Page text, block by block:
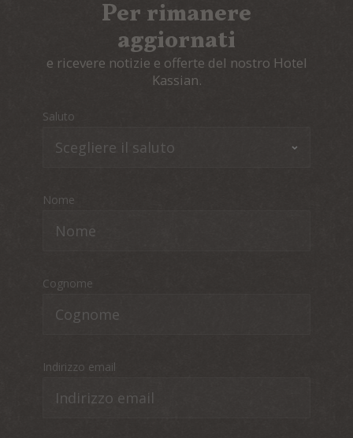
Per rimanere
aggiornati
e ricevere notizie e offerte del nostro Hotel
Kassian.
Saluto
Nome
Cognome
Indirizzo email